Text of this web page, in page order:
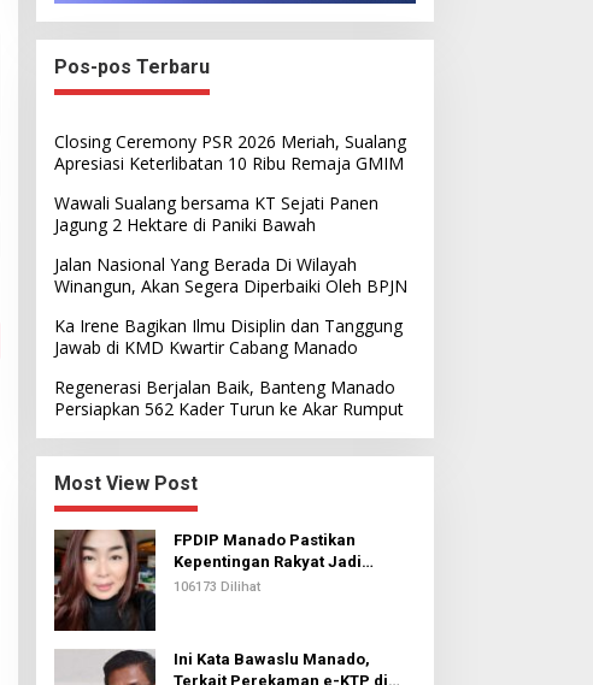
Pos-pos Terbaru
Closing Ceremony PSR 2026 Meriah, Sualang
Apresiasi Keterlibatan 10 Ribu Remaja GMIM
Wawali Sualang bersama KT Sejati Panen
Jagung 2 Hektare di Paniki Bawah
Jalan Nasional Yang Berada Di Wilayah
Winangun, Akan Segera Diperbaiki Oleh BPJN
Ka Irene Bagikan Ilmu Disiplin dan Tanggung
Jawab di KMD Kwartir Cabang Manado
Regenerasi Berjalan Baik, Banteng Manado
Persiapkan 562 Kader Turun ke Akar Rumput
Most View Post
FPDIP Manado Pastikan
Kepentingan Rakyat Jadi
Prioritas Dalam Perjuangan
106173 Dilihat
Ini Kata Bawaslu Manado,
Terkait Perekaman e-KTP di